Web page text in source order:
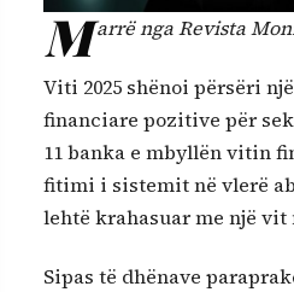
Marrë nga Revista
Viti 2025 shënoi përsëri
financiare pozitive për
11 banka e mbyllën vitin
fitimi i sistemit në vlerë
lehtë krahasuar me një vit
Sipas të dhënave